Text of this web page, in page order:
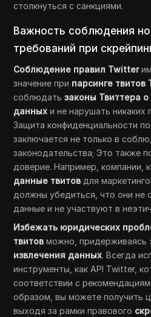
столкнуться с санкциями.
Важность соблюдения
требований при
Соблюдение правил Twitter
значение при парсинге твитов
соблюдатьзаконы Твиттера
данных и не нарушать никаких
Защита конфиденциальности
заключается не только в
законодательства; Это также
доверие. Например, компании,
данные твитов для
должны убедиться, что они не
данные и не участвуют в
Избежать юридических
твитов можно, придерживаясь
извлечения данных. Всегда
инструменты, как API Twitter,
соответствии с
образом, вы можете получить
выходя за рамки правового